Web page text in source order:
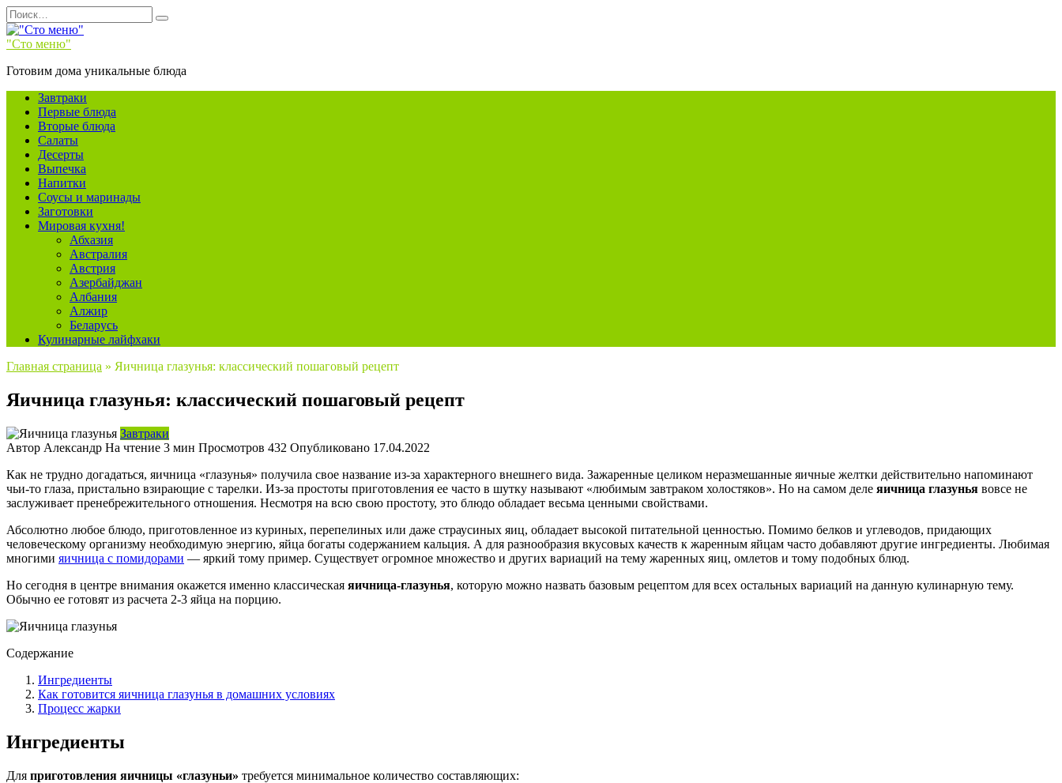
Перейти
к
содержанию
Search
for:
"Сто меню"
Готовим дома уникальные блюда
Завтраки
Первые блюда
Вторые блюда
Салаты
Десерты
Выпечка
Напитки
Соусы и маринады
Заготовки
Мировая кухня!
Абхазия
Австралия
Австрия
Азербайджан
Албания
Алжир
Беларусь
Кулинарные лайфхаки
Главная страница » Яичница глазунья: классический пошаговый рецепт
Яичница глазунья: классический пошаговый рецепт
Завтраки
Автор Александр На чтение 3 мин Просмотров 432 Опубликовано 17.04.2022
Как не трудно догадаться, яичница «глазунья» получила свое название из-за характерного внешнего вида. Зажаренные целиком неразмешанные яичные желтки действительно напоминают
чьи-то глаза, пристально взирающие с тарелки. Из-за простоты приготовления ее часто в шутку называют «любимым завтраком холостяков». Но на самом деле яичница глазунья вовсе не
заслуживает пренебрежительного отношения. Несмотря на всю свою простоту, это блюдо обладает весьма ценными свойствами.
Абсолютно любое блюдо, приготовленное из куриных, перепелиных или даже страусиных яиц, обладает высокой питательной ценностью. Помимо белков и углеводов, придающих
человеческому организму необходимую энергию, яйца богаты содержанием кальция. А для разнообразия вкусовых качеств к жаренным яйцам часто добавляют другие ингредиенты. Любимая
многими яичница с помидорами — яркий тому пример. Существует огромное множество и других вариаций на тему жаренных яиц, омлетов и тому подобных блюд.
Но сегодня в центре внимания окажется именно классическая яичница-глазунья, которую можно назвать базовым рецептом для всех остальных вариаций на данную кулинарную тему.
Обычно ее готовят из расчета 2-3 яйца на порцию.
Содержание
Ингредиенты
Как готовится яичница глазунья в домашних условиях
Процесс жарки
Ингредиенты
Для приготовления яичницы «глазуньи» требуется минимальное количество составляющих: